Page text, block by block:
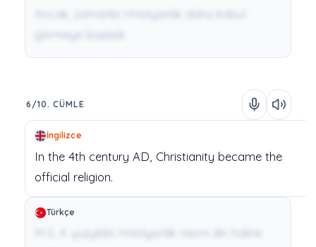
Ancak, zamanla Hristiyanlık daha kabul
görmeye başladı.
6/10. CÜMLE
İngilizce
In the 4th century AD, Christianity became the
official religion.
Türkçe